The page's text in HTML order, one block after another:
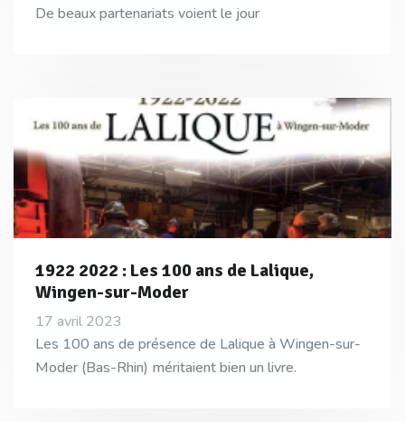
De beaux partenariats voient le jour
1922 2022 : Les 100 ans de Lalique,
Wingen-sur-Moder
17 avril 2023
Les 100 ans de présence de Lalique à Wingen-sur-
Moder (Bas-Rhin) méritaient bien un livre.